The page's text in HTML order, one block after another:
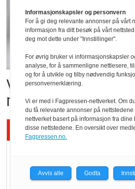
Vil vokse i
med Dr Pepper
Siste artikler - KBS
pris når
velger
Informasjonskapsler og personvern
For å gi deg relevante annonser på vårt
informasjon fra ditt besøk på vårt
deg mot dette under "Innstillinger".
For øvrig bruker vi informasjonskapsler
analyse, for å sammenligne nettlesere,
og for å utvikle og tilby nødvendig
personvernerklæring.
Vi er med i Fagpressen-nettverket. Om
du få relevante annonser på
nettverket basert på informasjon fra dine
disse nettstedene. En oversikt over
Fagpressen.no.
Avvis alle Godta